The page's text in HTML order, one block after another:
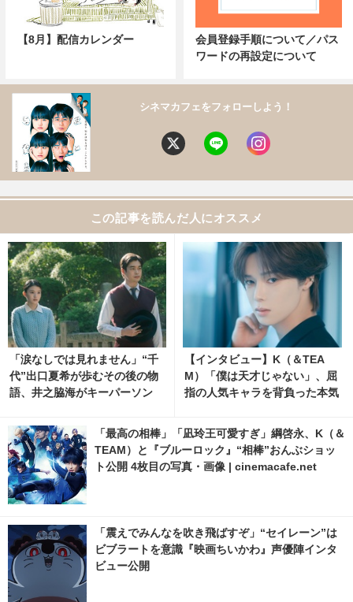
【8月】配信カレンダー
会員登録手順について／パス
ワードの再設定について
シネマカフェをフォローしよう！
この記事を読んだ人にオススメ
「涙なしでは見れません」“千
代”出口夏希が歩むその後の物
語、井之脇海がキーパーソン
出会いたい。』 2枚目の写真・
画像 | cinemacafe.net
【インタビュー】K（＆TEA
M）「僕は天才じゃない」、屈
指の人気キャラを背負った本気
nemacafe.net
「最高の相棒」「凪玲王可愛すぎ」綱啓永、K（＆
TEAM）と『ブルーロック』“相棒”おんぶショッ
ト公開 4枚目の写真・画像 | cinemacafe.net
「震えでみんなを吹き飛ばすぞ」“セイレーン”は
ビブラートを意識『映画ちいかわ』声優陣インタ
ビュー公開